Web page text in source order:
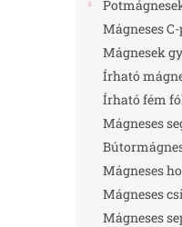
Mágneses
Mágnesek
Írható
Írható fém
Mágneses
Mágneses
Mágneses
Mágneses